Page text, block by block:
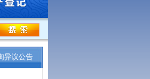
辖区2026年标定地价更新成果...
异议公告